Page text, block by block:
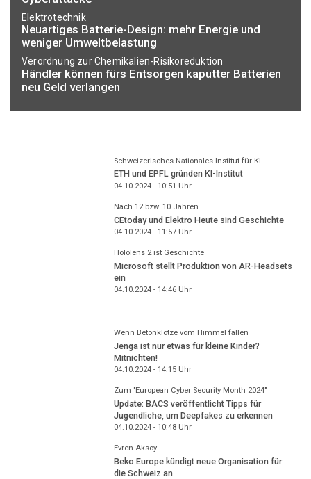
Elektrotechnik
Neuartiges Batterie-Design: mehr Energie und
weniger Umweltbelastung
Verordnung zur Chemikalien-Risikoreduktion
Händler können fürs Entsorgen kaputter Batterien
neu Geld verlangen
Schweizerisches Nationales Institut für KI
ETH und EPFL gründen KI-Institut
04.10.2024 - 10:51 Uhr
Nach 12 bzw. 10 Jahren
CEtoday und Elektro Heute sind Geschichte
04.10.2024 - 11:57Uhr
Hololens 2 ist Geschichte
Microsoft stellt Produktion von AR-Headsets
ein
04.10.2024 - 14:46Uhr
Wenn Betonklötze vom Himmel fallen
Jenga ist nur etwas für kleine Kinder?
Mitnichten!
04.10.2024 - 14:15Uhr
Zum "European Cyber Security Month 2024"
Update: BACS veröffentlicht Tipps für
Jugendliche, um Deepfakes zu erkennen
04.10.2024 - 10:48Uhr
Evren Aksoy
Beko Europe kündigt neue Organisation für
die Schweiz an